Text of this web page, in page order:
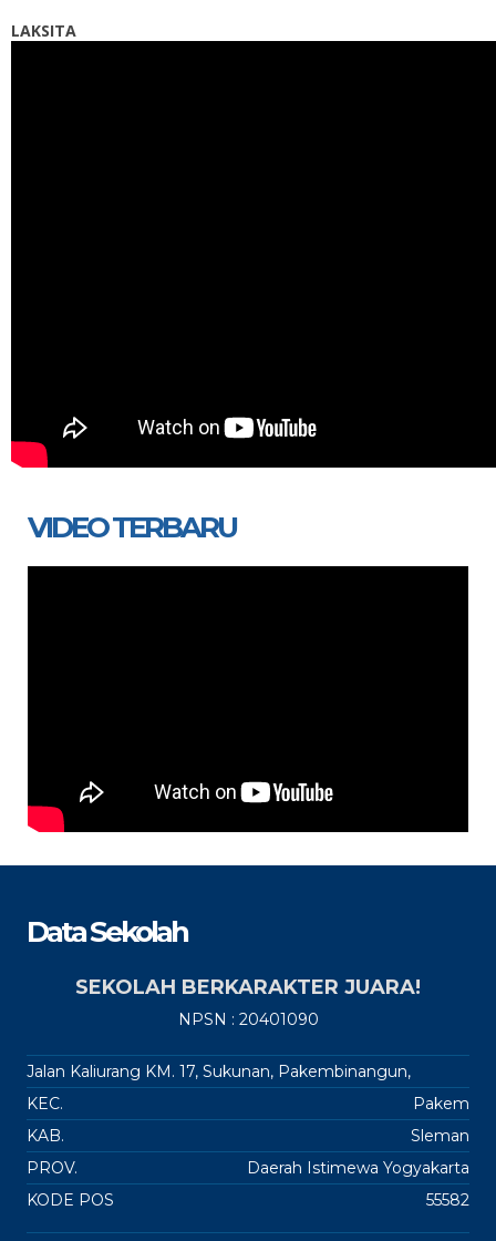
LAKSITA
VIDEO TERBARU
Data Sekolah
SEKOLAH BERKARAKTER JUARA!
NPSN : 20401090
Jalan Kaliurang KM. 17, Sukunan, Pakembinangun,
KEC.
Pakem
KAB.
Sleman
PROV.
Daerah Istimewa Yogyakarta
KODE POS
55582